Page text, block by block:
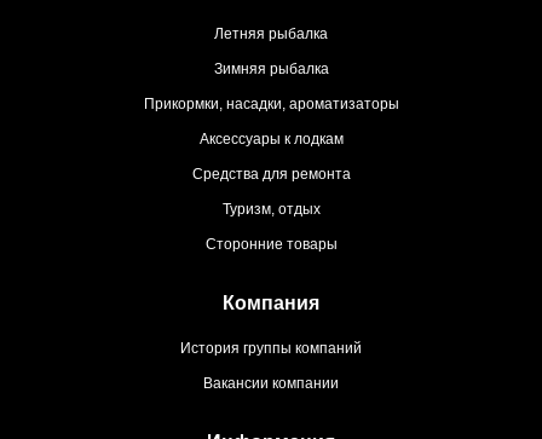
Летняя рыбалка
Зимняя рыбалка
Прикормки, насадки, ароматизаторы
Аксессуары к лодкам
Средства для ремонта
Туризм, отдых
Сторонние товары
Компания
История группы компаний
Вакансии компании